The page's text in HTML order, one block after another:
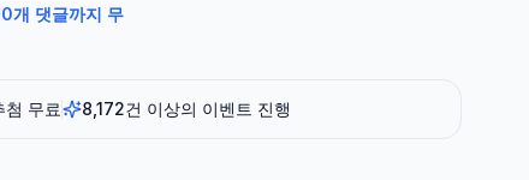
개 댓글까지 무
무료 8,172건 이상의 이벤트 진행